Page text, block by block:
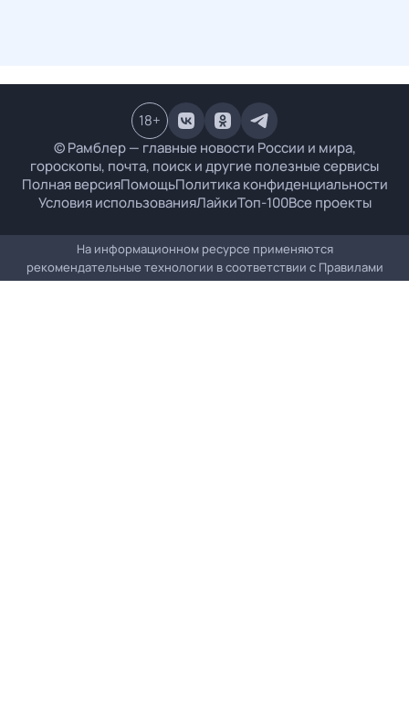
© Рамблер — главные новости России и мира,
гороскопы, почта, поиск и другие полезные сервисы
Полная версияПомощьПолитика конфиденциальности
Условия использованияЛайкиТоп-100Все проекты
18+
На информационном ресурсе применяются
рекомендательные технологии в соответствии с Правилами